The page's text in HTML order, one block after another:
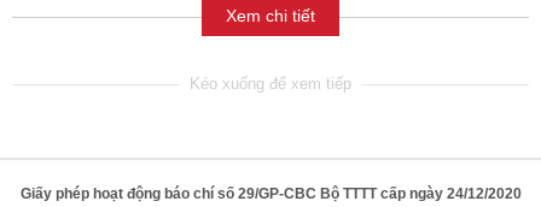
Xem chi tiết
Giấy phép hoạt động báo chí số 29/GP-CBC Bộ TTTT cấp ngày 24/12/2020